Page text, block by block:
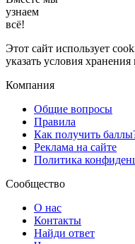
узнаем
всё!
Этот сайт использует
указать условия
Компания
Общие вопросы
Правила
Как получить
Реклама на сайте
Политика
Сообщество
О нас
Контакты
Найди ответ